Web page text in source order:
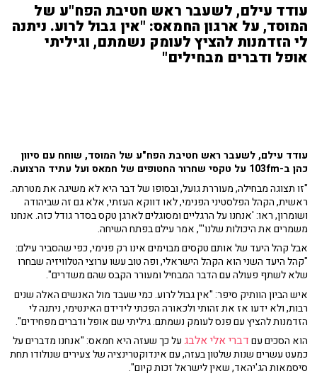
עודד עילם, לשעבר ראש חטיבת הפח"ע של
המוסד, על ארגון החמאס: "אין גבול לרוע. ניתנה
לי הזדמנות להציץ לעומק נשמתם, וגיליתי
אופל ודברים מבחילים"
עודד עילם, לשעבר ראש חטיבת הפח"ע של המוסד, שוחח עם סיוון
כהן ב-103fm על טקסי שחרור החטופים של חמאס ועל עתיד הרצועה.
"זו תצוגה מבחילה, מעוררת גועל, ובסופו של דבר היא לא משיגה את מטרתה.
ראשית, הקהל הפלסטיני הפנימי, לאו דווקא העזתי, אלא גם זה שביהודה
ושומרון, ראו: 'אנחנו על הרגליים ומסוגלים לארגן טקס בסדר גודל כזה. אנחנו
משמרים את היכולות שלנו'", אמר עילם בפתח השיחה.
אבל קהל היעד של אותם טקסים מבוימים אינו רק פנימי, כפי שהסביר עילם:
"קהל היעד השני הוא הקהל הישראלי, ופה טוב עשו ערוצי הטלוויזיה שבחרו
שלא לשתף פעולה עם הדבר המבחיל ומעורר הקבס שהם משדרים".
איש הביון הוותיק סיפר: "אין גבול לרוע. כמי שעבד מול האנשים האלה שנים
רבות, ולא ידעו אז את זהותי ולכאורה הפכתי לידידם האינטימי, ניתנה לי
הזדמנות להציץ עם פנס לעומק נשמתם. גיליתי שם אופל ודברים מפחידים".
הוא הסכים עםדברי אלי אלבגעל כך שעזה היא חמאס: "אנחנו מדברים על
כמעט עשרים שנות שלטון בעזה, עם אינדוקטרינציה של צעירים שנולודו תחת
סיסמאות הג'יהאד, שאין לישראל זכות קיום".